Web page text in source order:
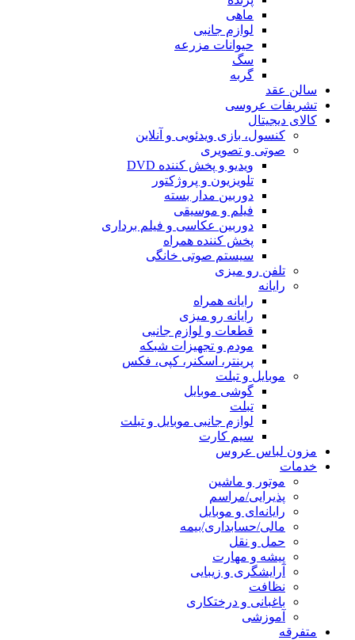
ماهی
لوازم جانبی
حیوانات مزرعه
سگ
گربه
سالن عقد
تشریفات عروسی
کالای دیجیتال
کنسول، بازی‌ ویدئویی و آنلاین
صوتی و تصویری
ویدیو و پخش کننده DVD
تلویزیون و پروژکتور
دوربین مدار بسته
فیلم و موسیقی
دوربین عکاسی و فیلم برداری
پخش کننده همراه
سیستم صوتی خانگی
تلفن رو میزی
رایانه
رایانه همراه
رایانه رو میزی
قطعات و لوازم جانبی
مودم و تجهیزات شبکه
پرینتر، اسکنر، کپی، فکس
موبایل و تبلت
گوشی موبایل
تبلت
لوازم جانبی موبایل و تبلت
سیم کارت
مزون لباس عروس
خدمات
موتور و ماشین
پذیرایی/مراسم
رایانه‌ای و موبایل
مالی/حسابداری/بیمه
حمل و نقل
پیشه و مهارت
آرایشگری و زیبایی
نظافت
باغبانی و درختکاری
آموزشی
متفرقه